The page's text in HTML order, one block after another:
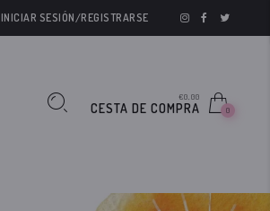
INICIAR SESIÓN/REGISTRARSE
€0,00
CESTA DE COMPRA 0